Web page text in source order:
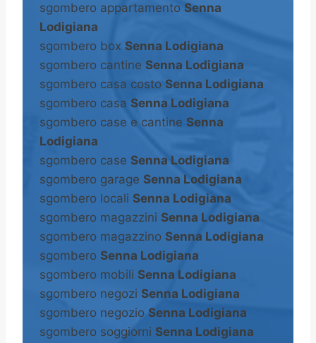
sgombero appartamento Senna
Lodigiana
sgombero box Senna Lodigiana
sgombero cantine Senna Lodigiana
sgombero casa costo Senna Lodigiana
sgombero casa Senna Lodigiana
sgombero case e cantine Senna
Lodigiana
sgombero case Senna Lodigiana
sgombero garage Senna Lodigiana
sgombero locali Senna Lodigiana
sgombero magazzini Senna Lodigiana
sgombero magazzino Senna Lodigiana
sgombero Senna Lodigiana
sgombero mobili Senna Lodigiana
sgombero negozi Senna Lodigiana
sgombero negozio Senna Lodigiana
sgombero soggiorni Senna Lodigiana